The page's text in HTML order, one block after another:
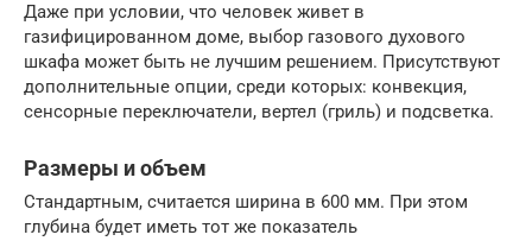
Даже при условии, что человек живет в
газифицированном доме, выбор газового духового
шкафа может быть не лучшим решением. Присутствуют
дополнительные опции, среди которых: конвекция,
сенсорные переключатели, вертел (гриль) и подсветка.
Размеры и объем
Стандартным, считается ширина в 600 мм. При этом
глубина будет иметь тот же показатель